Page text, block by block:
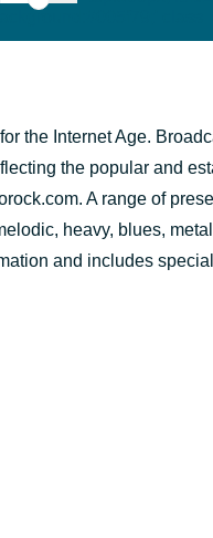
the Internet Age.
the popular and
A range of
heavy, blues,
and includes